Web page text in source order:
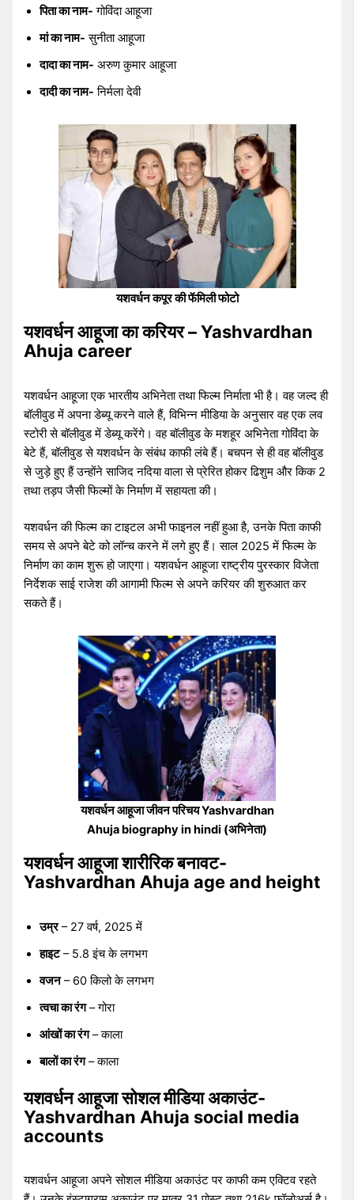
पिता का नाम- गोविंदा आहूजा
मां का नाम- सुनीता आहूजा
दादा का नाम- अरुण कुमार आहूजा
दादी का नाम- निर्मला देवी
यशवर्धन कपूर की फॅमिली फोटो
यशवर्धन आहूजा का करियर – Yashvardhan
Ahuja career
यशवर्धन आहूजा एक भारतीय अभिनेता तथा फिल्म निर्माता भी है। वह जल्द ही
बॉलीवुड में अपना डेब्यू करने वाले हैं, विभिन्न मीडिया के अनुसार वह एक लव
स्टोरी से बॉलीवुड में डेब्यू करेंगे। वह बॉलीवुड के मशहूर अभिनेता गोविंदा के
बेटे हैं, बॉलीवुड से यशवर्धन के संबंध काफी लंबे हैं। बचपन से ही वह बॉलीवुड
से जुड़े हुए हैं उन्होंने साजिद नदिया वाला से प्रेरित होकर ढिशुम और किक 2
तथा तड़प जैसी फिल्मों के निर्माण में सहायता की।
यशवर्धन की फिल्म का टाइटल अभी फाइनल नहीं हुआ है, उनके पिता काफी
समय से अपने बेटे को लॉन्च करने में लगे हुए हैं। साल 2025 में फिल्म के
निर्माण का काम शुरू हो जाएगा। यशवर्धन आहूजा राष्ट्रीय पुरस्कार विजेता
निर्देशक साई राजेश की आगामी फिल्म से अपने करियर की शुरुआत कर
सकते हैं।
यशवर्धन आहूजा जीवन परिचय Yashvardhan
Ahuja biography in hindi (अभिनेता)
यशवर्धन आहूजा शारीरिक बनावट-
Yashvardhan Ahuja age and height
उम्र– 27 वर्ष, 2025 में
हाइट– 5.8 इंच के लगभग
वजन– 60 किलो के लगभग
त्वचा का रंग– गोरा
आंखों का रंग– काला
बालों का रंग– काला
यशवर्धन आहूजा सोशल मीडिया अकाउंट-
Yashvardhan Ahuja social media
accounts
यशवर्धन आहूजा अपने सोशल मीडिया अकाउंट पर काफी कम एक्टिव रहते